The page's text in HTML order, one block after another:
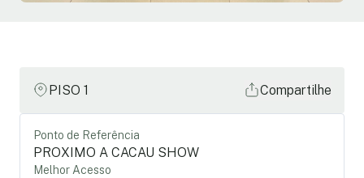
PISO 1 Compartilhe
Ponto de Referência
PROXIMO A CACAU SHOW
Melhor Acesso